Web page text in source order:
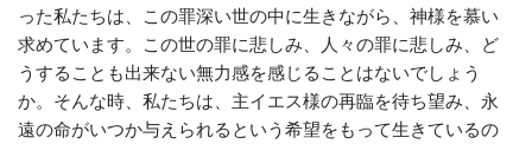
った私たちは、この罪深い世の中に生きながら、神様を慕い
求めています。この世の罪に悲しみ、人々の罪に悲しみ、ど
うすることも出来ない無力感を感じることはないでしょう
か。そんな時、私たちは、主イエス様の再臨を待ち望み、永
遠の命がいつか与えられるという希望をもって生きているの